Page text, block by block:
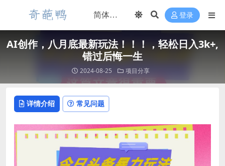
登录
AI创作，八月底最新玩法！！！，轻松日入3k+,
错过后悔一生
2024-08-25 项目分享
详情介绍 常见问题